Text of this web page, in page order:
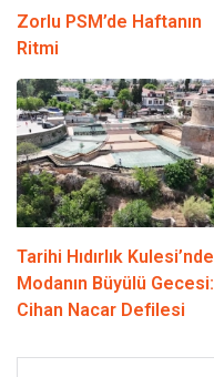
Zorlu PSM’de Haftanın
Ritmi
Tarihi Hıdırlık Kulesi’nde
Modanın Büyülü Gecesi:
Cihan Nacar Defilesi